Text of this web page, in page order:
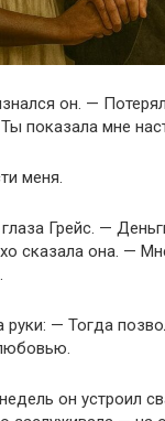
он. — Потерял
показала мне
меня.
Грейс. —
сказала она. —
руки: — Тогда
он устроил